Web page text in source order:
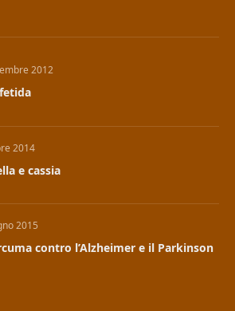
2012
2014
e cassia
2015
contro l’Alzheimer e il Parkinson